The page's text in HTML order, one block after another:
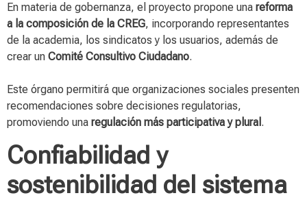
En materia de gobernanza, el proyecto propone una reforma
a la composición de la CREG, incorporando representantes
de la academia, los sindicatos y los usuarios, además de
crear un Comité Consultivo Ciudadano.
Este órgano permitirá que organizaciones sociales presenten
recomendaciones sobre decisiones regulatorias,
promoviendo una regulación más participativa y plural .
Confiabilidad y
sostenibilidad del sistema